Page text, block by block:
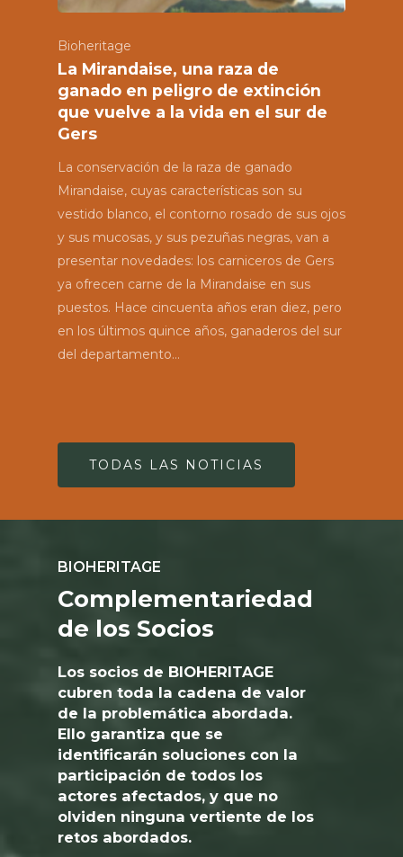
Bioheritage
La Mirandaise, una raza de
ganado en peligro de extinción
que vuelve a la vida en el sur de
Gers
La conservación de la raza de ganado
Mirandaise, cuyas características son su
vestido blanco, el contorno rosado de sus ojos
y sus mucosas, y sus pezuñas negras, van a
presentar novedades: los carniceros de Gers
ya ofrecen carne de la Mirandaise en sus
puestos. Hace cincuenta años eran diez, pero
en los últimos quince años, ganaderos del sur
del departamento…
TODAS LAS NOTICIAS
BIOHERITAGE
Complementariedad
de los Socios
Los socios de BIOHERITAGE
cubren toda la cadena de valor
de la problemática abordada.
Ello garantiza que se
identificarán soluciones con la
participación de todos los
actores afectados, y que no
olviden ninguna vertiente de los
retos abordados.
Ecoturismo
Socios &